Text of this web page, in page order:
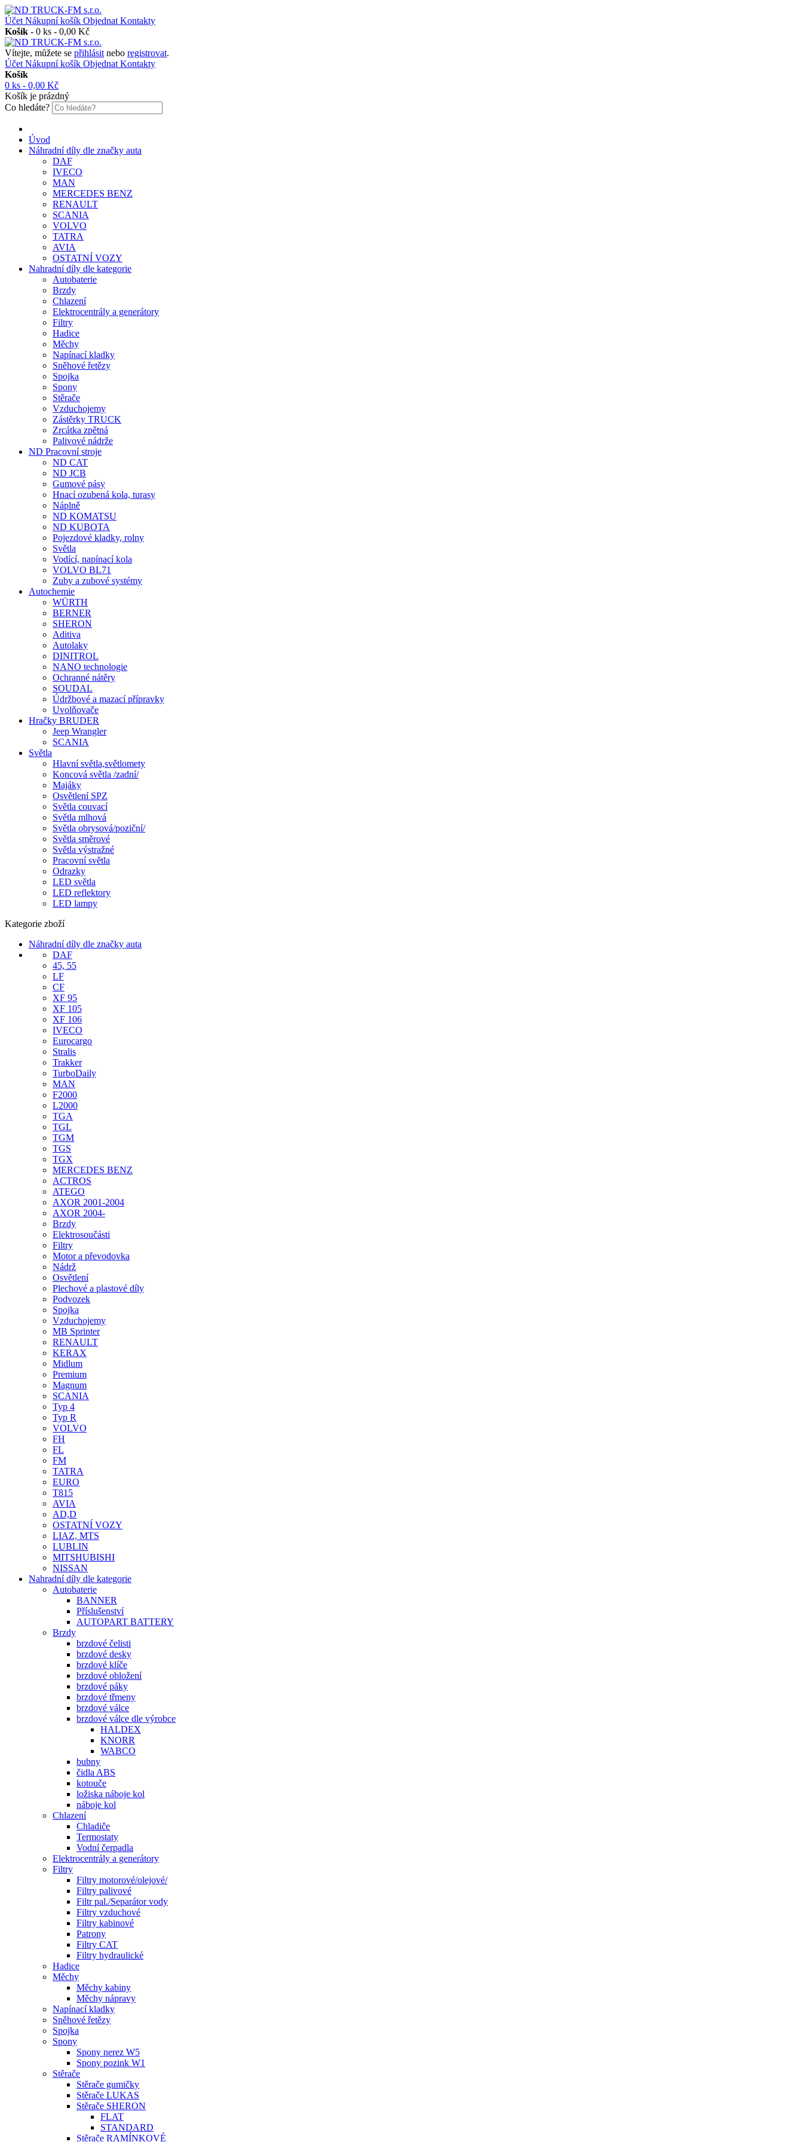
Účet Nákupní košík Objednat Kontakty
Košík - 0 ks - 0,00 Kč
Vítejte, můžete se přihlásit nebo registrovat.
Účet Nákupní košík Objednat Kontakty
Košík
0 ks - 0,00 Kč
Košík je prázdný
Co hledáte?
Úvod
Náhradní díly dle značky auta
DAF
IVECO
MAN
MERCEDES BENZ
RENAULT
SCANIA
VOLVO
TATRA
AVIA
OSTATNÍ VOZY
Nahradní díly dle kategorie
Autobaterie
Brzdy
Chlazení
Elektrocentrály a generátory
Filtry
Hadice
Měchy
Napínací kladky
Sněhové řetězy
Spojka
Spony
Stěrače
Vzduchojemy
Zástěrky TRUCK
Zrcátka zpětná
Palivové nádrže
ND Pracovní stroje
ND CAT
ND JCB
Gumové pásy
Hnací ozubená kola, turasy
Náplně
ND KOMATSU
ND KUBOTA
Pojezdové kladky, rolny
Světla
Vodící, napínací kola
VOLVO BL71
Zuby a zubové systémy
Autochemie
WÜRTH
BERNER
SHERON
Aditiva
Autolaky
DINITROL
NANO technologie
Ochranné nátěry
SOUDAL
Údržbové a mazací přípravky
Uvolňovače
Hračky BRUDER
Jeep Wrangler
SCANIA
Světla
Hlavní světla,světlomety
Koncová světla /zadní/
Majáky
Osvětlení SPZ
Světla couvací
Světla mlhová
Světla obrysová/poziční/
Světla směrové
Světla výstražné
Pracovní světla
Odrazky
LED světla
LED reflektory
LED lampy
Kategorie zboží
Náhradní díly dle značky auta
DAF
45, 55
LF
CF
XF 95
XF 105
XF 106
IVECO
Eurocargo
Stralis
Trakker
TurboDaily
MAN
F2000
L2000
TGA
TGL
TGM
TGS
TGX
MERCEDES BENZ
ACTROS
ATEGO
AXOR 2001-2004
AXOR 2004-
Brzdy
Elektrosoučásti
Filtry
Motor a převodovka
Nádrž
Osvětlení
Plechové a plastové díly
Podvozek
Spojka
Vzduchojemy
MB Sprinter
RENAULT
KERAX
Midlum
Premium
Magnum
SCANIA
Typ 4
Typ R
VOLVO
FH
FL
FM
TATRA
EURO
T815
AVIA
AD,D
OSTATNÍ VOZY
LIAZ, MTS
LUBLIN
MITSHUBISHI
NISSAN
Nahradní díly dle kategorie
Autobaterie
BANNER
Příslušenství
AUTOPART BATTERY
Brzdy
brzdové čelisti
brzdové desky
brzdové klíče
brzdové obložení
brzdové páky
brzdové třmeny
brzdové válce
brzdové válce dle výrobce
HALDEX
KNORR
WABCO
bubny
čidla ABS
kotouče
ložiska náboje kol
náboje kol
Chlazení
Chladiče
Termostaty
Vodní čerpadla
Elektrocentrály a generátory
Filtry
Filtry motorové/olejové/
Filtry palivové
Filtr pal./Separátor vody
Filtry vzduchové
Filtry kabinové
Patrony
Filtry CAT
Filtry hydraulické
Hadice
Měchy
Měchy kabiny
Měchy nápravy
Napínací kladky
Sněhové řetězy
Spojka
Spony
Spony nerez W5
Spony pozink W1
Stěrače
Stěrače gumičky
Stěrače LUKAS
Stěrače SHERON
FLAT
STANDARD
Stěrače RAMÍNKOVÉ